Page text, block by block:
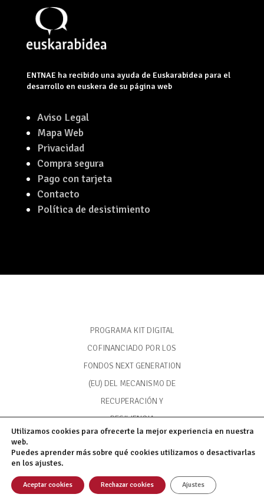
ENTNAE ha recibido una ayuda de Euskarabidea para el
desarrollo en euskera de su página web
Aviso Legal
Mapa Web
Privacidad
Compra segura
Pago con tarjeta
Contacto
Política de desistimiento
PROGRAMA KIT DIGITAL
COFINANCIADO POR LOS
FONDOS NEXT GENERATION
(EU) DEL MECANISMO DE
RECUPERACIÓN Y
RESILIENCIA
Utilizamos cookies para ofrecerte la mejor experiencia en nuestra
web.
Puedes aprender más sobre qué cookies utilizamos o desactivarlas
en los ajustes.
Aceptar cookies Rechazar cookies Ajustes
Email